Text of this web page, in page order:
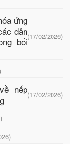
ứng
dân
bối(17/02/2026)
nếp(17/02/2026)